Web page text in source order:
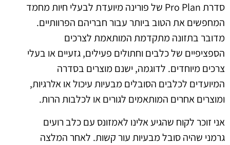
סדרת Pro Plan של פורינה מיועדת לבעלי חיות מחמד
המחפשים את הטוב ביותר עבור חבריהם הפרוותיים.
מדובר בתזונה מתקדמת המותאמת לצרכים
הספציפיים של כלבים וחתולים פעילים, גזעיים או בעלי
צרכים מיוחדים. לדוגמה, ישנם מוצרים בסדרה
המיועדים לכלבים הסובלים מבעיות עיכול או אלרגיות,
ומוצרים אחרים המותאמים לגורים או לכלבות הרות.
אני זוכר לקוח שהגיע אלינו לאמזונס עם כלב רועים
גרמני שהיה סובל מבעיות עור קשות. לאחר המלצה